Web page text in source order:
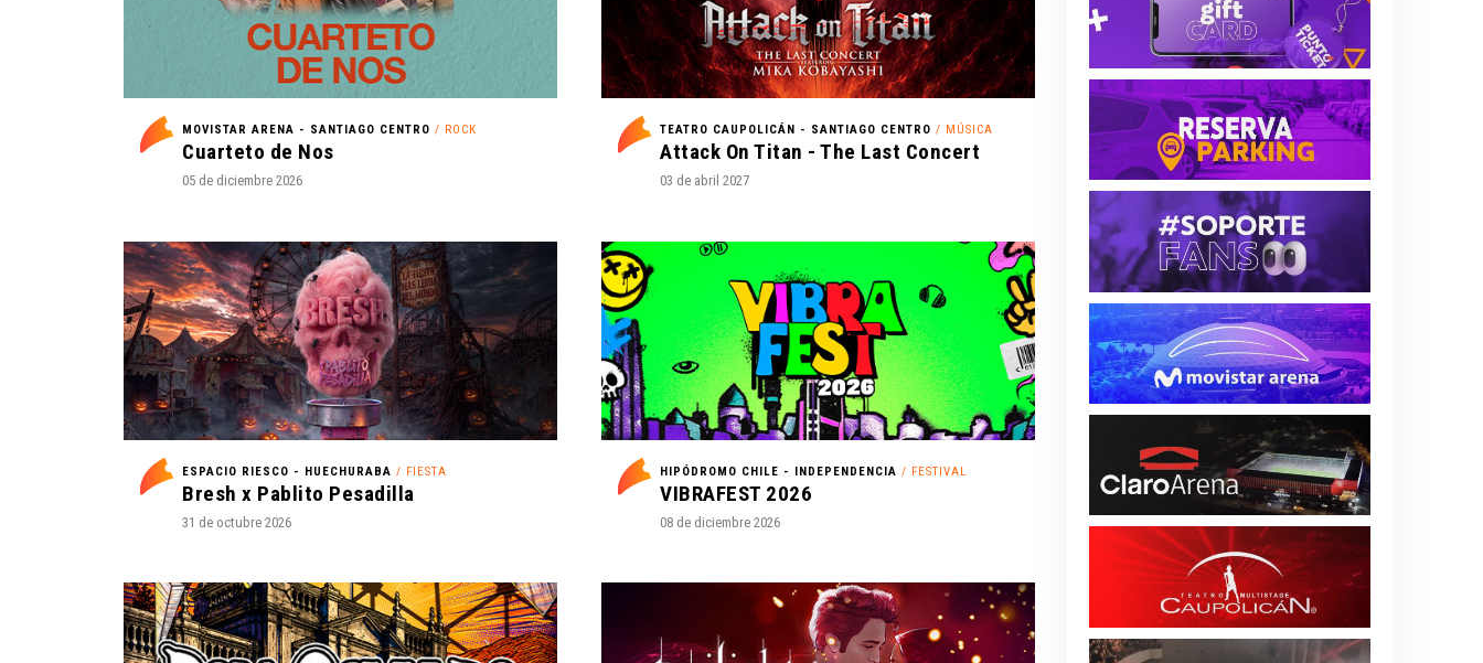
MOVISTAR ARENA - SANTIAGO CENTRO / ROCK
Cuarteto de Nos
05 de diciembre 2026
TEATRO CAUPOLICÁN - SANTIAGO CENTRO / MÚSICA
Attack On Titan - The Last Concert
03 de abril 2027
ESPACIO RIESCO - HUECHURABA / FIESTA
Bresh x Pablito Pesadilla
31 de octubre 2026
HIPÓDROMO CHILE - INDEPENDENCIA / FESTIVAL
VIBRAFEST 2026
08 de diciembre 2026